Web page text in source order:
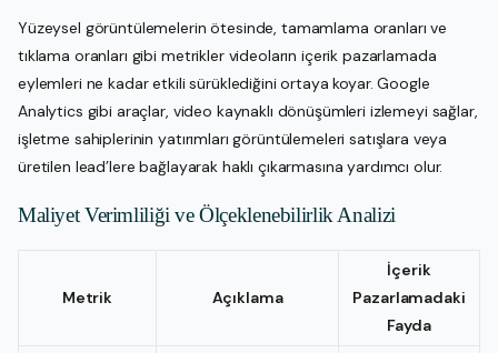
Yüzeysel görüntülemelerin ötesinde, tamamlama oranları ve
tıklama oranları gibi metrikler videoların içerik pazarlamada
eylemleri ne kadar etkili sürüklediğini ortaya koyar. Google
Analytics gibi araçlar, video kaynaklı dönüşümleri izlemeyi sağlar,
işletme sahiplerinin yatırımları görüntülemeleri satışlara veya
üretilen lead’lere bağlayarak haklı çıkarmasına yardımcı olur.
Maliyet Verimliliği ve Ölçeklenebilirlik Analizi
Metrik Açıklama
İçerik
Pazarlamadaki
Fayda